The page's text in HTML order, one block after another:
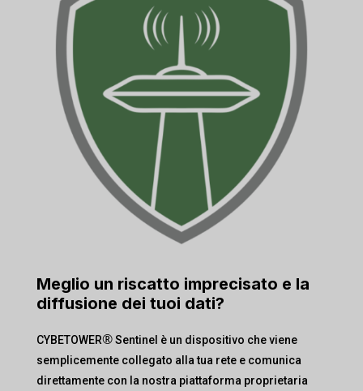
Meglio un riscatto imprecisato e la
diffusione dei tuoi dati?
CYBETOWER®Sentinel è un dispositivo che viene
semplicemente collegato alla tua rete e comunica
direttamente con la nostra piattaforma proprietaria